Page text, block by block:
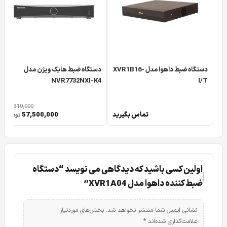
دستگاه ضبط داهوا مدل XVR1B16-
I/T
تماس بگیرید
دستگاه ضبط هایک ویژن مدل
NVR7732NXI-K4
73,310,000
57,500,000تومان
اولین کسی باشید که دیدگاهی می نویسد “دستگاه
ضبط کننده داهوا مدل XVR1A04”
نشانی ایمیل شما منتشر نخواهد شد. بخش‌های موردنیاز
علامت‌گذاری شده‌اند *